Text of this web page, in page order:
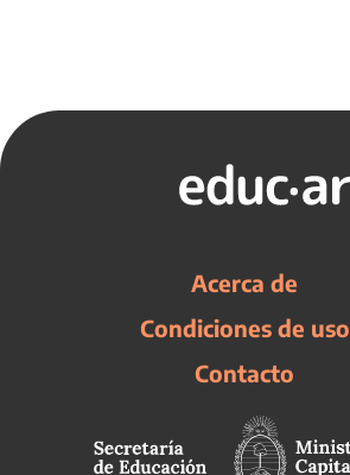
Acerca de
Condiciones de uso
Contacto